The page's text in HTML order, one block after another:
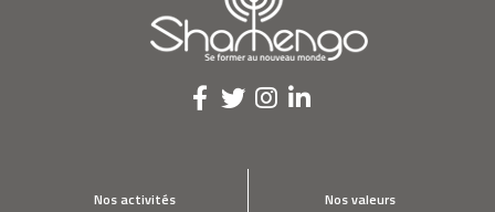
SERGE LAREAULT
SDF
Greentour avec les éco-délégués du
Nos activités Nos valeurs